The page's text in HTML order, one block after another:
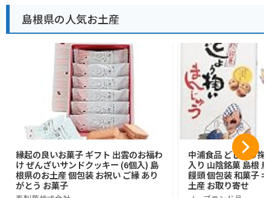
島根県の人気お土産
縁起の良いお菓子 ギフト 出雲のお福わ
け ぜんざいサンドクッキー (6個入) 島
根県のお土産 個包装 お祝い ご縁 あり
がとう お菓子
中浦食品 どじょう掬
入り 山陰銘菓 島根
饅頭 個包装 和菓子
土産 お取り寄せ